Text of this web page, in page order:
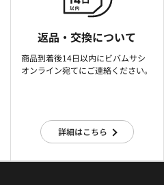
返品・交換について
商品到着後14日以内にビバムサシ
オンライン宛てにご連絡ください。
詳細はこちら